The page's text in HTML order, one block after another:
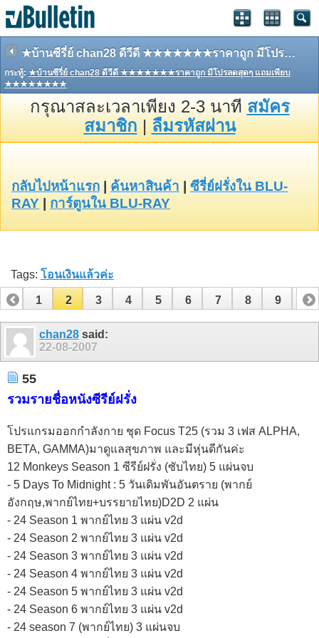
★บ้านซีรี่ย์ chan28 ดีวีดี ★★★★★★★ราคาถูก มีโปรลดสุดๆ แถมเพียบ ★★★★★★★★
กระทู้: ★บ้านซีรี่ย์ chan28 ดีวีดี ★★★★★★★ราคาถูก มีโปรลดสุดๆ แถมเพียบ
★★★★★★★★
กรุณาสละเวลาเพียง 2-3 นาที สมัคร
สมาชิก | ลืมรหัสผ่าน
กลับไปหน้าแรก ค้นหาสินค้า
ซีรี่ย์ฝรั่งใน BLU-
RAY
การ์ตูนใน BLU-RAY
Tags: โอนเงินแล้วค่ะ
1 2 3 4 5 6 7 8 9 10
11 12 13
chan28 said:
22-08-2007
55
รวมรายชื่อหนังซีรีย์ฝรั่ง
โปรแกรมออกกำลังกาย ชุด Focus T25 (รวม 3 เฟส ALPHA,
BETA, GAMMA)มาดูแลสุขภาพ และมีหุ่นดีกันค่ะ
12 Monkeys Season 1 ซีรีย์ฝรั่ง (ซับไทย) 5 แผ่นจบ
- 5 Days To Midnight : 5 วันเดิมพันอันตราย (พากย์
อังกฤษ,พากย์ไทย+บรรยายไทย)D2D 2 แผ่น
- 24 Season 1 พากย์ไทย 3 แผ่น v2d
- 24 Season 2 พากย์ไทย 3 แผ่น v2d
- 24 Season 3 พากย์ไทย 3 แผ่น v2d
- 24 Season 4 พากย์ไทย 3 แผ่น v2d
- 24 Season 5 พากย์ไทย 3 แผ่น v2d
- 24 Season 6 พากย์ไทย 3 แผ่น v2d
- 24 season 7 (พากย์ไทย) 3 แผ่นจบ